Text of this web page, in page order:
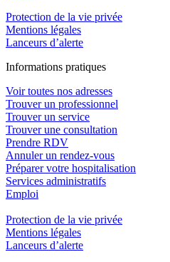
Protection de la vie privée
Mentions légales
Lanceurs d’alerte
Informations pratiques
Voir toutes nos adresses
Trouver un professionnel
Trouver un service
Trouver une consultation
Prendre RDV
Annuler un rendez-vous
Préparer votre hospitalisation
Services administratifs
Emploi​
Protection de la vie privée
Mentions légales
Lanceurs d’alerte